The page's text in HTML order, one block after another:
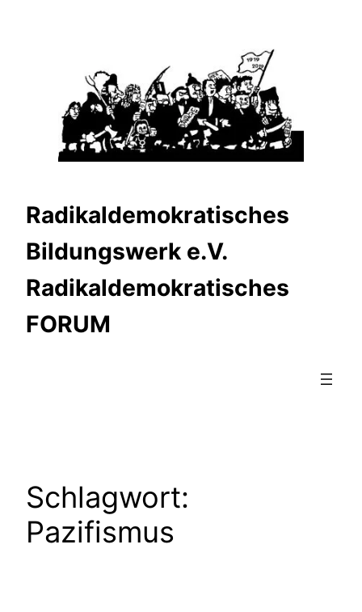
Radikaldemokratisches
Bildungswerk e.V.
Radikaldemokratisches
FORUM
Schlagwort:
Pazifismus